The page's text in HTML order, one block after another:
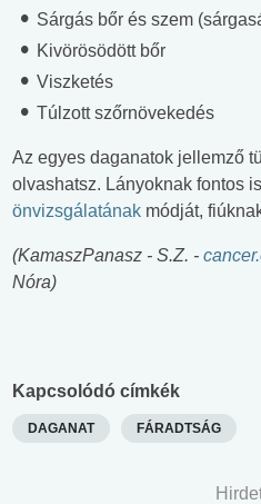
Sárgás bőr és szem
Kivörösödött bőr
Viszketés
Túlzott szőrnövekedés
Az egyes daganatok jellemző
olvashatsz. Lányoknak fontos
önvizsgálatának módját,
(KamaszPanasz - S.Z. -
Nóra)
Kapcsolódó címkék
DAGANAT FÁRADTSÁG